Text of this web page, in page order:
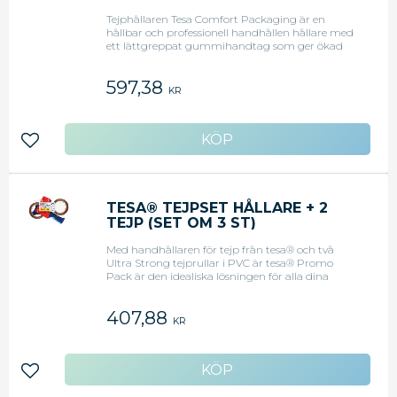
Tejphållaren Tesa Comfort Packaging är en
hållbar och professionell handhållen hållare med
ett lättgreppat gummihandtag som ger ökad
kan justeras för att passa varierande
upplindningshastigheter.Lättgreppat gummi
140 mm rulldiameter
597,38 KR
Lägg till i favoriter
TESA® TEJPSET HÅLLARE + 2
TEJP (SET OM 3 ST)
Med handhållaren för tejp från tesa® och två
Ultra Strong tejprullar i PVC är tesa® Promo
Pack är den idealiska lösningen för alla dina
gummirulle för enkel applicering av alla
packtejper i standardutförande. Den levereras
packtejp för att göra ett praktiskt och
ekonomiskt paket. Hållarens stadiga metallram
och vassa kniv kompletteras med en flexibel
407,88 KR
Lägg till i favoriter